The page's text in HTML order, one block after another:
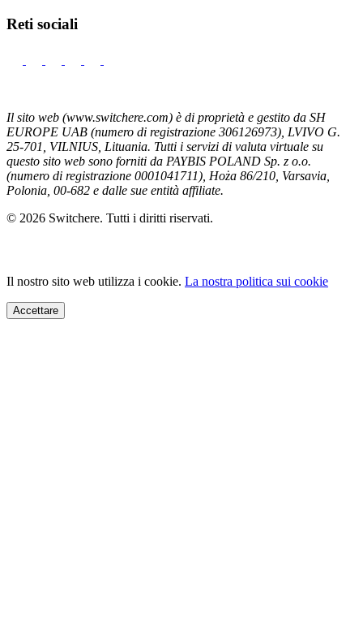
Reti sociali
Il sito web (www.switchere.com) è di proprietà e gestito da SH
EUROPE UAB (numero di registrazione 306126973), LVIVO G.
25-701, VILNIUS, Lituania. Tutti i servizi di valuta virtuale su
questo sito web sono forniti da PAYBIS POLAND Sp. z o.o.
(numero di registrazione 0001041711), Hoża 86/210, Varsavia,
Polonia, 00-682 e dalle sue entità affiliate.
© 2026 Switchere. Tutti i diritti riservati.
Il nostro sito web utilizza i cookie. La nostra politica sui cookie
Accettare